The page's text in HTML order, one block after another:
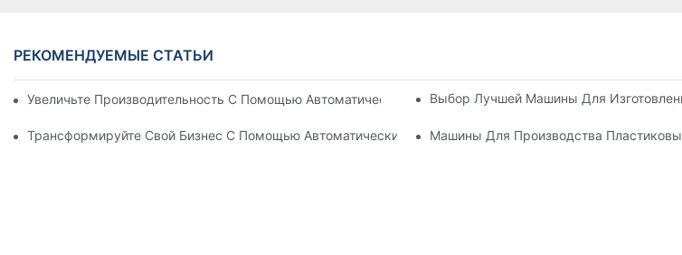
РЕКОМЕНДУЕМЫЕ СТАТЬИ
Увеличьте Производительность С Помощью Автоматических Машин Для Изготовления Бегунков
Выбор Лучшей Машины Для
Трансформируйте Свой Бизнес С Помощью Автоматических Машин Для Изготовления Бегунков
Машины Для Производства